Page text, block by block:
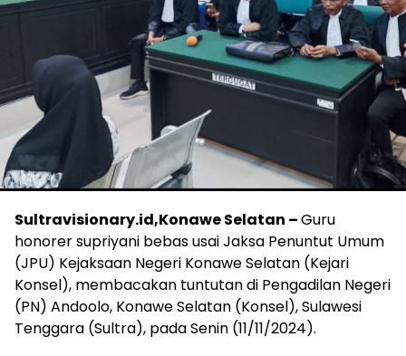
Sultravisionary.id,Konawe Selatan –Guru
honorer supriyani bebas usai Jaksa Penuntut Umum
(JPU) Kejaksaan Negeri Konawe Selatan (Kejari
Konsel), membacakan tuntutan di Pengadilan Negeri
(PN) Andoolo, Konawe Selatan (Konsel), Sulawesi
Tenggara (Sultra), pada Senin (11/11/2024).